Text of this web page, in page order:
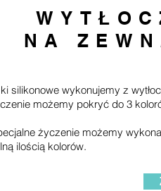
NA
silikonowe wykonujemy z
możemy pokryć do 3
życzenie możemy
ilością kolorów.